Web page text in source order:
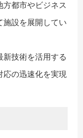
方都市やビジネス
施設を展開してい
新技術を活用する
応の迅速化を実現